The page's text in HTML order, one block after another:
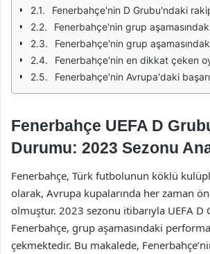
Fenerbahçe'nin D Grubu'ndaki
Fenerbahçe'nin grup aşamasındaki
Fenerbahçe'nin grup
Fenerbahçe'nin en dikkat çeken
Fenerbahçe'nin Avrupa'daki
Fenerbahçe UEFA D
Durumu: 2023 Sezonu
Fenerbahçe, Türk futbolunun köklü
olarak, Avrupa kupalarında her zaman
olmuştur. 2023 sezonu itibarıyla UEFA D
Fenerbahçe, grup aşamasındaki
çekmektedir. Bu makalede,